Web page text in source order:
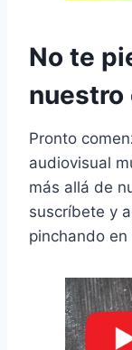
No te
nuestro
Pronto
audiovisual
más allá de
suscríbete y
pinchando